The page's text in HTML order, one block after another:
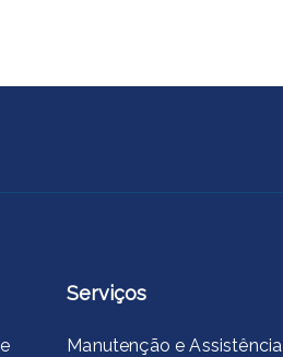
Serviços
Manutenção e Assistência